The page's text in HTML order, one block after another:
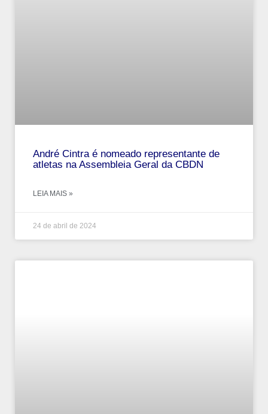
André‌ ‌Cintra‌ ‌é‌ ‌nomeado‌ ‌representante‌ ‌de‌
‌atletas‌ ‌na‌ ‌Assembleia‌ ‌Geral‌ ‌da‌ ‌CBDN‌
LEIA MAIS »
24 de abril de 2024